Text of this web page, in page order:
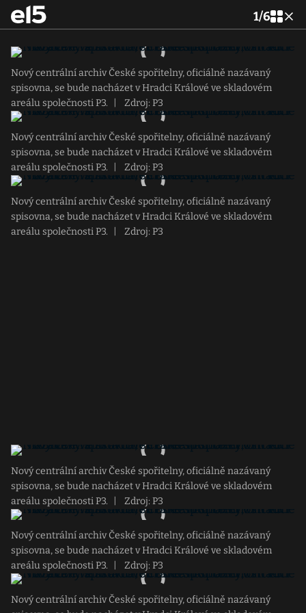
1/6
Nový centrální archiv České spořitelny, oficiálně nazávaný
spisovna, se bude nacházet v Hradci Králové ve skladovém
areálu společnosti P3.
Zdroj: P3
Nový centrální archiv České spořitelny, oficiálně nazávaný
spisovna, se bude nacházet v Hradci Králové ve skladovém
areálu společnosti P3.
Zdroj: P3
Nový centrální archiv České spořitelny, oficiálně nazávaný
spisovna, se bude nacházet v Hradci Králové ve skladovém
areálu společnosti P3.
Zdroj: P3
Nový centrální archiv České spořitelny, oficiálně nazávaný
spisovna, se bude nacházet v Hradci Králové ve skladovém
areálu společnosti P3.
Zdroj: P3
Nový centrální archiv České spořitelny, oficiálně nazávaný
spisovna, se bude nacházet v Hradci Králové ve skladovém
areálu společnosti P3.
Zdroj: P3
Nový centrální archiv České spořitelny, oficiálně nazávaný